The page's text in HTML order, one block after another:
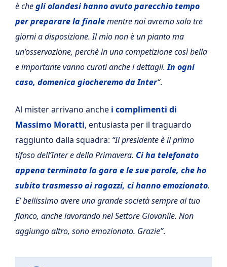
è chegli olandesi hanno avuto parecchio tempo
per preparare la finalementre noi avremo solo tre
giorni a disposizione. Il mio non è un pianto ma
un’osservazione, perchè in una competizione così bella
e importante vanno curati anche i dettagli.In ogni
caso, domenica giocheremo da Inter“.
Al mister arrivano anche i complimenti di
Massimo Moratti, entusiasta per il traguardo
raggiunto dalla squadra: “Il presidente è il primo
tifoso dell’Inter e della Primavera. Ci ha telefonato
appena terminata la gara e le sue parole, che ho
subito trasmesso ai ragazzi, ci hanno emozionato.
E’ bellissimo avere una grande società sempre al tuo
fianco, anche lavorando nel Settore Giovanile. Non
aggiungo altro, sono emozionato. Grazie”.